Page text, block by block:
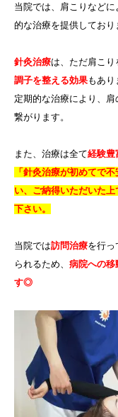
当院では、肩こりなど
的な治療を提供しており
針灸治療は、ただ肩こり
調子を整える効果もあり
定期的な治療により、
繋がります。
また、治療は全て経験豊
「針灸治療が初めてで
い、ご納得いただいた
下さい。
当院では訪問治療を行っ
られるため、 病院への移
す◎